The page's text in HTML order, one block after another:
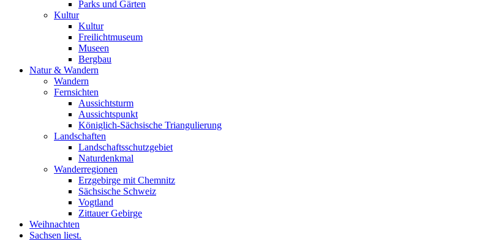
Parks und Gärten
Kultur
Kultur
Freilichtmuseum
Museen
Bergbau
Natur & Wandern
Wandern
Fernsichten
Aussichtsturm
Aussichtspunkt
Königlich-Sächsische Triangulierung
Landschaften
Landschaftsschutzgebiet
Naturdenkmal
Wanderregionen
Erzgebirge mit Chemnitz
Sächsische Schweiz
Vogtland
Zittauer Gebirge
Weihnachten
Sachsen liest.